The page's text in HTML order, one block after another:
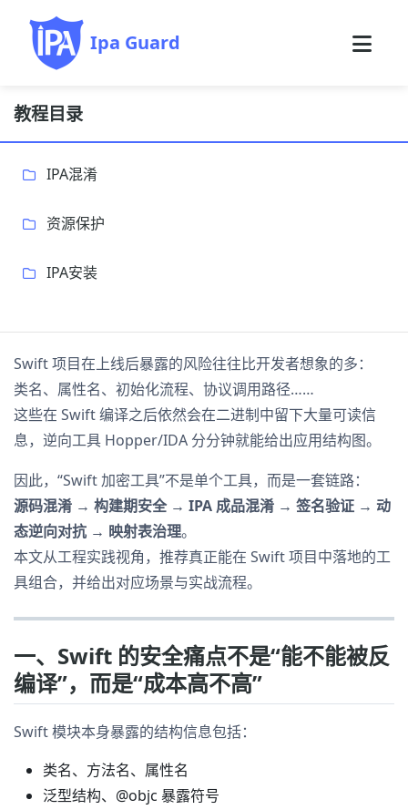
Ipa Guard
教程目录
IPA混淆
资源保护
IPA安装
Swift 项目在上线后暴露的风险往往比开发者想象的多：
类名、属性名、初始化流程、协议调用路径……
这些在 Swift 编译之后依然会在二进制中留下大量可读信
息，逆向工具 Hopper/IDA 分分钟就能给出应用结构图。
因此，“Swift 加密工具”不是单个工具，而是一套链路：
源码混淆 → 构建期安全 → IPA 成品混淆 → 签名验证 → 动
态逆向对抗 → 映射表治理。
本文从工程实践视角，推荐真正能在 Swift 项目中落地的工
具组合，并给出对应场景与实战流程。
一、Swift 的安全痛点不是“能不能被反
编译”，而是“成本高不高”
Swift 模块本身暴露的结构信息包括：
类名、方法名、属性名
泛型结构、@objc 暴露符号